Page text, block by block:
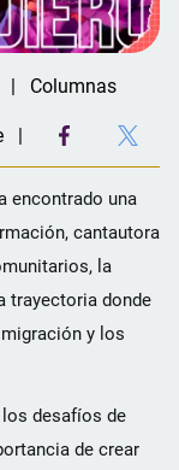
Columnas
encontrado una
cantautora
la
trayectoria donde
y los
desafíos de
de crear